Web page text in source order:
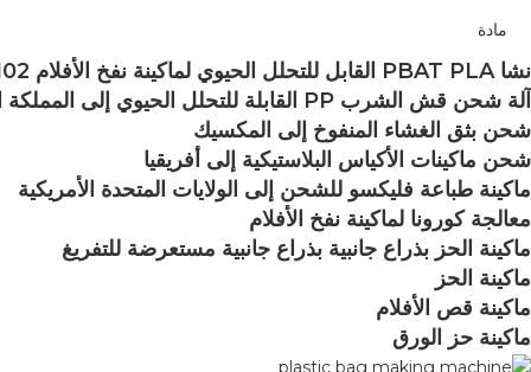
مادة
نشا PBAT PLA القابل للتحلل الحيوي لماكينة نفخ الأفلام 102
آلة شحن قش الشرب PP القابلة للتحلل الحيوي إلى المملكة العربية السعودية
شحن بثق الغشاء المنفوخ إلى المكسيك
شحن ماكينات الأكياس البلاستيكية إلى أفريقيا
ماكينة طباعة فليكسو للشحن إلى الولايات المتحدة الأمريكية
معالجة كورونا لماكينة نفخ الأفلام
ماكينة الحز بذراع جانبية بذراع جانبية مستعرضة للتفريغ
ماكينة الحز
ماكينة قص الأفلام
ماكينة حز الورق